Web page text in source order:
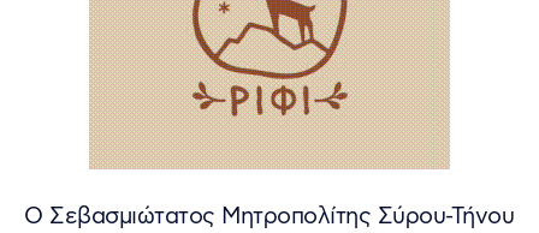
Ο Σεβασμιώτατος Μητροπολίτης Σύρου-Τήνου